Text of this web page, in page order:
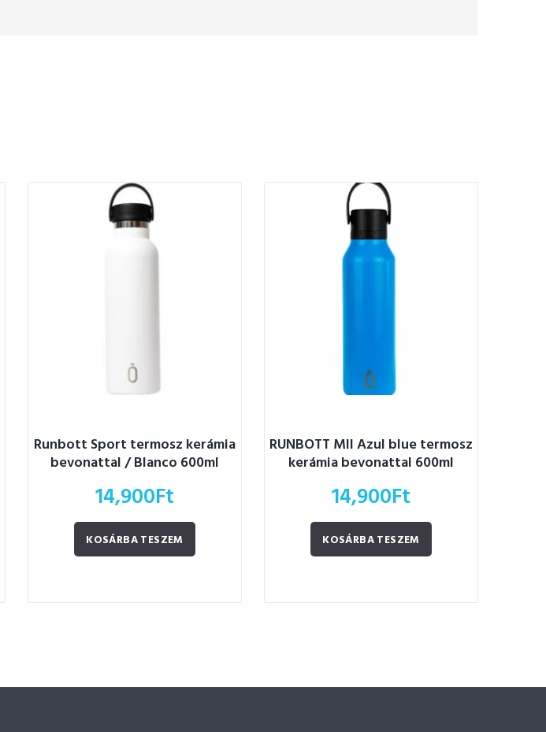
Runbott Sport termosz kerámia
bevonattal / Blanco 600ml
14,900Ft
KOSÁRBA TESZEM
RUNBOTT MII Azul blue termosz
kerámia bevonattal 600ml
14,900Ft
KOSÁRBA TESZEM